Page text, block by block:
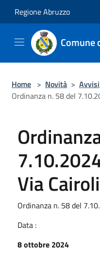
Regione Abruzzo
Comune
Home > Novità > Avvisi
Ordinanza n. 58 del
Via Cairoli
Ordinanza n. 58 del
Data :
8 ottobre 2024